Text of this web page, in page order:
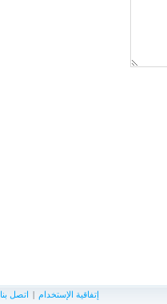
اتصل بنا | إتفاقية الإستخدام